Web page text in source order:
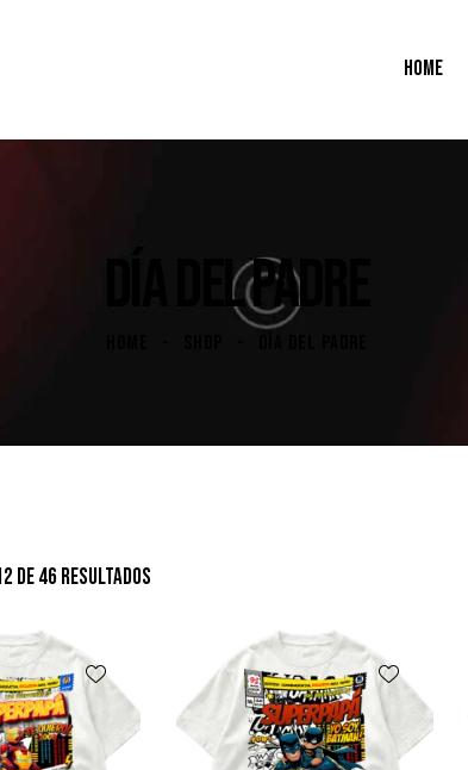
HOME
DÍA DEL PADRE
de 46 resultados